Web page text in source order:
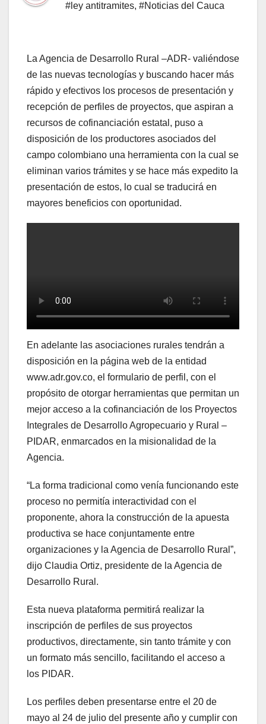
#ley antitramites, #Noticias del Cauca
La Agencia de Desarrollo Rural –ADR- valiéndose
de las nuevas tecnologías y buscando hacer más
rápido y efectivos los procesos de presentación y
recepción de perfiles de proyectos, que aspiran a
recursos de cofinanciación estatal, puso a
disposición de los productores asociados del
campo colombiano una herramienta con la cual se
eliminan varios trámites y se hace más expedito la
presentación de estos, lo cual se traducirá en
mayores beneficios con oportunidad.
En adelante las asociaciones rurales tendrán a
disposición en la página web de la entidad
www.adr.gov.co, el formulario de perfil, con el
propósito de otorgar herramientas que permitan un
mejor acceso a la cofinanciación de los Proyectos
Integrales de Desarrollo Agropecuario y Rural –
PIDAR, enmarcados en la misionalidad de la
Agencia.
“La forma tradicional como venía funcionando este
proceso no permitía interactividad con el
proponente, ahora la construcción de la apuesta
productiva se hace conjuntamente entre
organizaciones y la Agencia de Desarrollo Rural”,
dijo Claudia Ortiz, presidente de la Agencia de
Desarrollo Rural.
Esta nueva plataforma permitirá realizar la
inscripción de perfiles de sus proyectos
productivos, directamente, sin tanto trámite y con
un formato más sencillo, facilitando el acceso a
los PIDAR.
Los perfiles deben presentarse entre el 20 de
mayo al 24 de julio del presente año y cumplir con